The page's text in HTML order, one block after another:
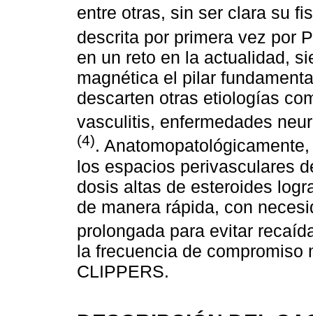
entre otras, sin ser clara su
descrita por primera vez por
en un reto en la actualidad,
magnética el pilar
descarten otras etiologías
vasculitis, enfermedades
(4).
los espacios perivasculares
dosis altas de esteroides
de manera rápida, con
prolongada para evitar
la frecuencia de compromiso
CLIPPERS.